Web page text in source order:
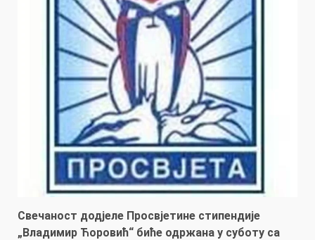
Свечаност додјеле Просвјетине стипендије
„Владимир Ћоровић“ биће одржана у суботу са